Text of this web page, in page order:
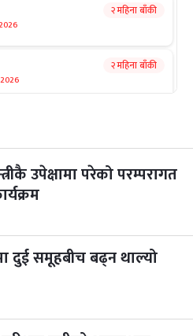
२ महिना बाँकी
२ महिना बाँकी
२ महिना बाँकी
उपेक्षामा परेको परम्परागत
दुई समूहबीच बढ्न थाल्यो